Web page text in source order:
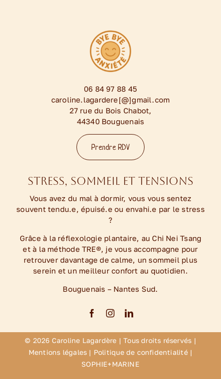
06 84 97 88 45
caroline.lagardere[@]gmail.com
27 rue du Bois Chabot,
44340 Bouguenais
Prendre RDV
Stress, sommeil et tensions
Vous avez du mal à dormir, vous vous sentez
souvent tendu.e, épuisé.e ou envahi.e par le stress
?
Grâce à la réflexologie plantaire, au Chi Nei Tsang
et à la méthode TRE®, je vous accompagne pour
retrouver davantage de calme, un sommeil plus
serein et un meilleur confort au quotidien.
Bouguenais – Nantes Sud.
© 2026 Caroline Lagardère | Tous droits réservés |
Mentions légales | Politique de confidentialité|
SOPHIE+MARINE